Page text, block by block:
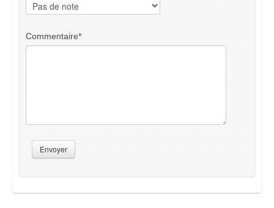
Commentaire*
Envoyer